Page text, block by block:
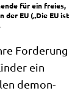
für ein freies,
EU („Die EU ist
For­de­rung
ein
demon­